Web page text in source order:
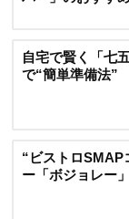
自宅で賢く「七
で“簡単準備法”
“ビストロ
ー「ボジョレー